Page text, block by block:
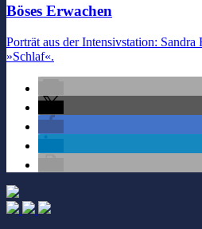
Böses Erwachen
Porträt aus der Intensivstation:
»Schlaf«.